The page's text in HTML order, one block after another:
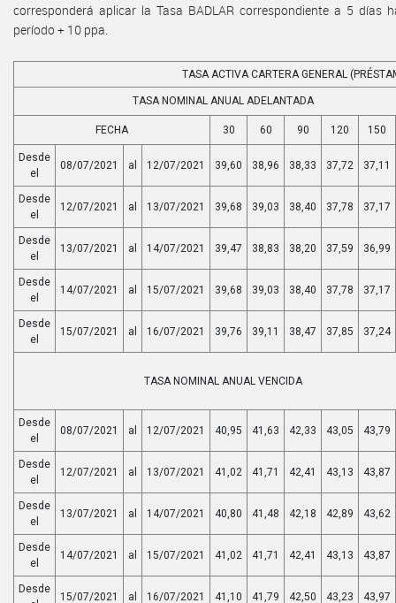
corresponderá aplicar la Tasa BADLAR correspondiente a 5 días
período + 10 ppa.
TASA ACTIVA CARTERA GENERAL
TASA NOMINAL ANUAL ADELANTADA
FECHA 30 60 90 120 150
Desde
el
08/07/2021 al 12/07/2021 39,60 38,96 38,33 37,72 37,11
Desde
el
12/07/2021 al 13/07/2021 39,68 39,03 38,40 37,78 37,17
Desde
el
13/07/2021 al 14/07/2021 39,47 38,83 38,20 37,59 36,99
Desde
el
14/07/2021 al 15/07/2021 39,68 39,03 38,40 37,78 37,17
Desde
el
15/07/2021 al 16/07/2021 39,76 39,11 38,47 37,85 37,24
TASA NOMINAL ANUAL VENCIDA
Desde
el
08/07/2021 al 12/07/2021 40,95 41,63 42,33 43,05 43,79
Desde
el
12/07/2021 al 13/07/2021 41,02 41,71 42,41 43,13 43,87
Desde
el
13/07/2021 al 14/07/2021 40,80 41,48 42,18 42,89 43,62
Desde
el
14/07/2021 al 15/07/2021 41,02 41,71 42,41 43,13 43,87
Desde
15/07/2021 al 16/07/2021 41,10 41,79 42,50 43,23 43,97